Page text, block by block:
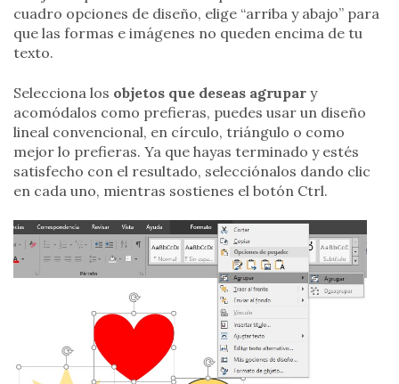
cuadro opciones de diseño, elige “arriba y abajo” para
que las formas e imágenes no queden encima de tu
texto.
Selecciona los objetos que deseas agrupar y
acomódalos como prefieras, puedes usar un diseño
lineal convencional, en círculo, triángulo o como
mejor lo prefieras. Ya que hayas terminado y estés
satisfecho con el resultado, selecciónalos dando clic
en cada uno, mientras sostienes el botón Ctrl.